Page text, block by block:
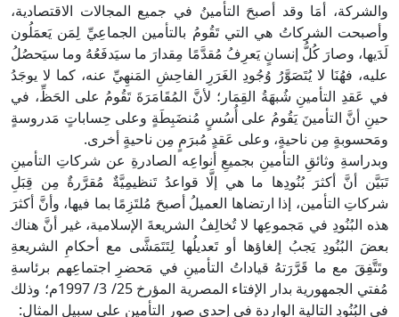
والشركة، أمَا وقد أصبحَ التأمينُ في جميع المجالات الاقتصادية،
وأصبحت الشركاتُ هي التي تَقُومُ بالتأمين الجماعِيِّ لِمَن يَعمَلُون
لَدَيها، وصارَ كُلُّ إنسانٍ يَعرِفُ مُقدَّمًا مِقدارَ ما سيَدفَعُهُ وما سيَحصُلُ
عليه، فهُنَا لا يُتَصَوَّرُ وُجُودِ الغَرَرِ الفاحِشِ المَنهِيِّ عنه، كما لا يوجَدُ
في عَقدِ التأمينِ شُبهَةُ القِمَار؛ لأنَّ المُقَامَرَةَ تَقُومُ على الحَظِّ، في
حينِ أنَّ التأمينَ يَقُومُ على أُسُسٍ مُنضَبِطَةٍ وعلى حِساباتٍ مَدروسةٍ
ومَحسوبةٍ مِن ناحيةٍ، وعلى عَقدٍ مُبرَمٍ مِن ناحيةٍ أخرى.
وبدراسةِ وثائقِ التأمينِ بجميعِ أنواعِه الصادرةِ عن شركاتِ التأمينِ
تَبَيَّن أنَّ أكثرَ بُنُودِها ما هي إلَّا قواعدُ تَنظيمِيَّةٌ مُقرَّرةٌ مِن قِبَلِ
شركاتِ التأمين، إذا ارتضاها العميلُ أصبحَ مُلتَزِمًا بما فيها، وأنَّ أكثرَ
هذه البُنُودِ في مَجموعِها لا تُخالِفُ الشريعةَ الإسلامية، غير أنَّ هناك
بعضَ البُنُودِ يَجبُ إلغاؤها أو تَعديلُها لِتَتَمَشَّى مع أحكامِ الشريعةِ
وتَتَّفِقَ مع ما قَرَّرَتهُ قياداتُ التأمينِ في مَحضرِ اجتماعِهم برئاسةِ
مُفتي الجمهورية بدار الإفتاء المصرية المؤرخ 25/ 3/ 1997م؛ وذلك
في البُنُودِ التالية الواردة في إحدى صور التأمين على سبيل المثال: